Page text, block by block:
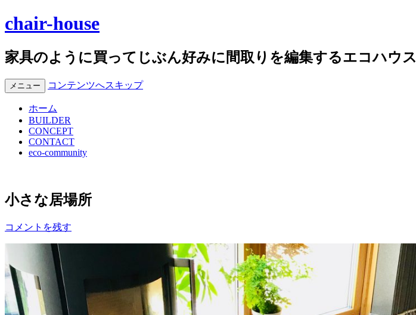
chair-house
家具のように買ってじぶん好みに間取りを編集するエコハウス
メニュー コンテンツへスキップ
ホーム
BUILDER
CONCEPT
CONTACT
eco-community
小さな居場所
コメントを残す